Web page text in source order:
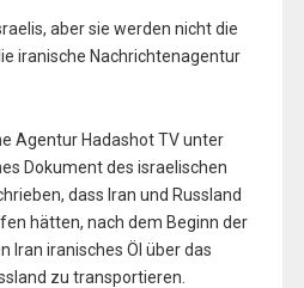
aber sie werden nicht die
iranische Nachrichtenagentur
Agentur Hadashot TV unter
Dokument des israelischen
dass Iran und Russland
hätten, nach dem Beginn der
Iran iranisches Öl über das
zu transportieren.